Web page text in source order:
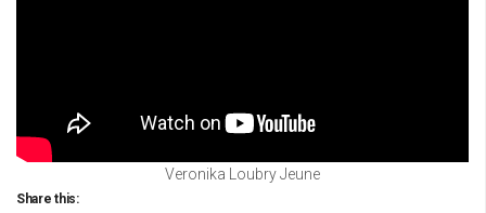
Veronika Loubry Jeune
Share this: